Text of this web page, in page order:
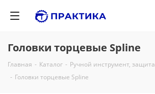
Головки торцевые Spline
Главная - Каталог - Ручной инструмент, защита
- Головки торцевые Spline